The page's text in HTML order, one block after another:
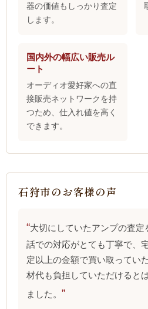
器の価値もしっかり査定
します。
国内外の幅広い販売ル
ート
オーディオ愛好家への直
接販売ネットワークを持
つため、仕入れ値を高く
できます。
石狩市のお客様の声
大切にしていたアンプの査
話での対応がとても丁寧で、
定以上の金額で買い取ってい
材代も負担していただけると
ました。